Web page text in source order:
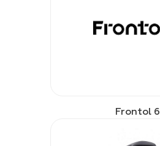
Frontol 6